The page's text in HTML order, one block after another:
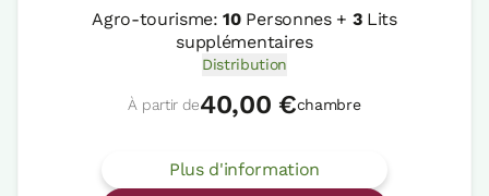
Agro-tourisme:10Personnes + 3Lits
supplémentaires
Distribution
À partir de40,00 €chambre
Plus d'information